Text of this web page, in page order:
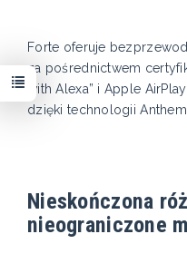
Forte oferuje
za pośrednictwem
with Alexa” i Apple
dzięki technologii
Nieskończona
nieograniczone